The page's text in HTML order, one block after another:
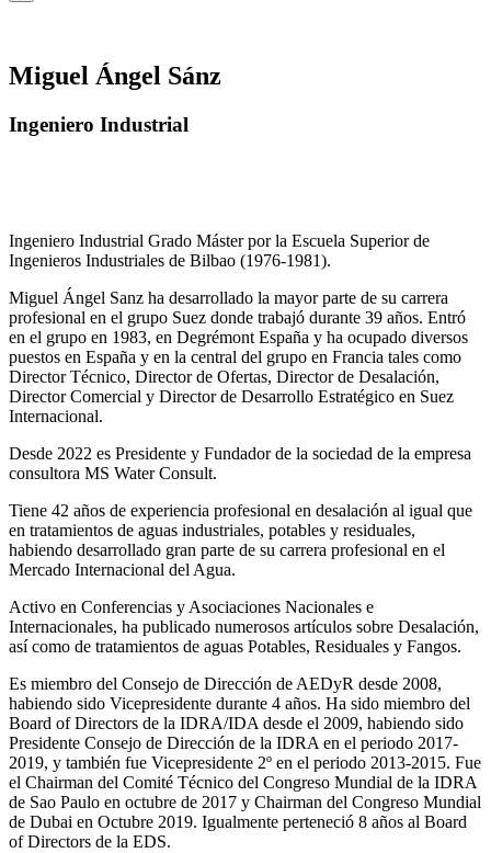
Miguel Ángel Sánz
Ingeniero Industrial
Ingeniero Industrial Grado Máster por la Escuela Superior de
Ingenieros Industriales de Bilbao (1976-1981).
Miguel Ángel Sanz ha desarrollado la mayor parte de su carrera
profesional en el grupo Suez donde trabajó durante 39 años. Entró
en el grupo en 1983, en Degrémont España y ha ocupado diversos
puestos en España y en la central del grupo en Francia tales como
Director Técnico, Director de Ofertas, Director de Desalación,
Director Comercial y Director de Desarrollo Estratégico en Suez
Internacional.
Desde 2022 es Presidente y Fundador de la sociedad de la empresa
consultora MS Water Consult.
Tiene 42 años de experiencia profesional en desalación al igual que
en tratamientos de aguas industriales, potables y residuales,
habiendo desarrollado gran parte de su carrera profesional en el
Mercado Internacional del Agua.
Activo en Conferencias y Asociaciones Nacionales e
Internacionales, ha publicado numerosos artículos sobre Desalación,
así como de tratamientos de aguas Potables, Residuales y Fangos.
Es miembro del Consejo de Dirección de AEDyR desde 2008,
habiendo sido Vicepresidente durante 4 años. Ha sido miembro del
Board of Directors de la IDRA/IDA desde el 2009, habiendo sido
Presidente Consejo de Dirección de la IDRA en el periodo 2017-
2019, y también fue Vicepresidente 2º en el periodo 2013-2015. Fue
el Chairman del Comité Técnico del Congreso Mundial de la IDRA
de Sao Paulo en octubre de 2017 y Chairman del Congreso Mundial
de Dubai en Octubre 2019. Igualmente perteneció 8 años al Board
of Directors de la EDS.